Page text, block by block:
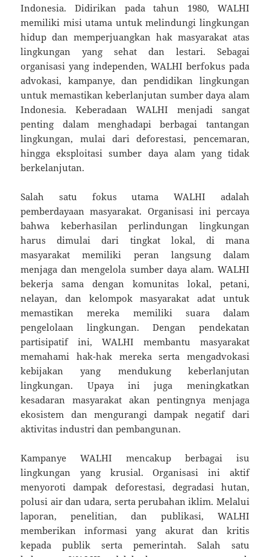
Indonesia. Didirikan pada tahun 1980, WALHI
memiliki misi utama untuk melindungi lingkungan
hidup dan memperjuangkan hak masyarakat atas
lingkungan yang sehat dan lestari. Sebagai
organisasi yang independen, WALHI berfokus pada
advokasi, kampanye, dan pendidikan lingkungan
untuk memastikan keberlanjutan sumber daya alam
Indonesia. Keberadaan WALHI menjadi sangat
penting dalam menghadapi berbagai tantangan
lingkungan, mulai dari deforestasi, pencemaran,
hingga eksploitasi sumber daya alam yang tidak
berkelanjutan.
Salah satu fokus utama WALHI adalah
pemberdayaan masyarakat. Organisasi ini percaya
bahwa keberhasilan perlindungan lingkungan
harus dimulai dari tingkat lokal, di mana
masyarakat memiliki peran langsung dalam
menjaga dan mengelola sumber daya alam. WALHI
bekerja sama dengan komunitas lokal, petani,
nelayan, dan kelompok masyarakat adat untuk
memastikan mereka memiliki suara dalam
pengelolaan lingkungan. Dengan pendekatan
partisipatif ini, WALHI membantu masyarakat
memahami hak-hak mereka serta mengadvokasi
kebijakan yang mendukung keberlanjutan
lingkungan. Upaya ini juga meningkatkan
kesadaran masyarakat akan pentingnya menjaga
ekosistem dan mengurangi dampak negatif dari
aktivitas industri dan pembangunan.
Kampanye WALHI mencakup berbagai isu
lingkungan yang krusial. Organisasi ini aktif
menyoroti dampak deforestasi, degradasi hutan,
polusi air dan udara, serta perubahan iklim. Melalui
laporan, penelitian, dan publikasi, WALHI
memberikan informasi yang akurat dan kritis
kepada publik serta pemerintah. Salah satu